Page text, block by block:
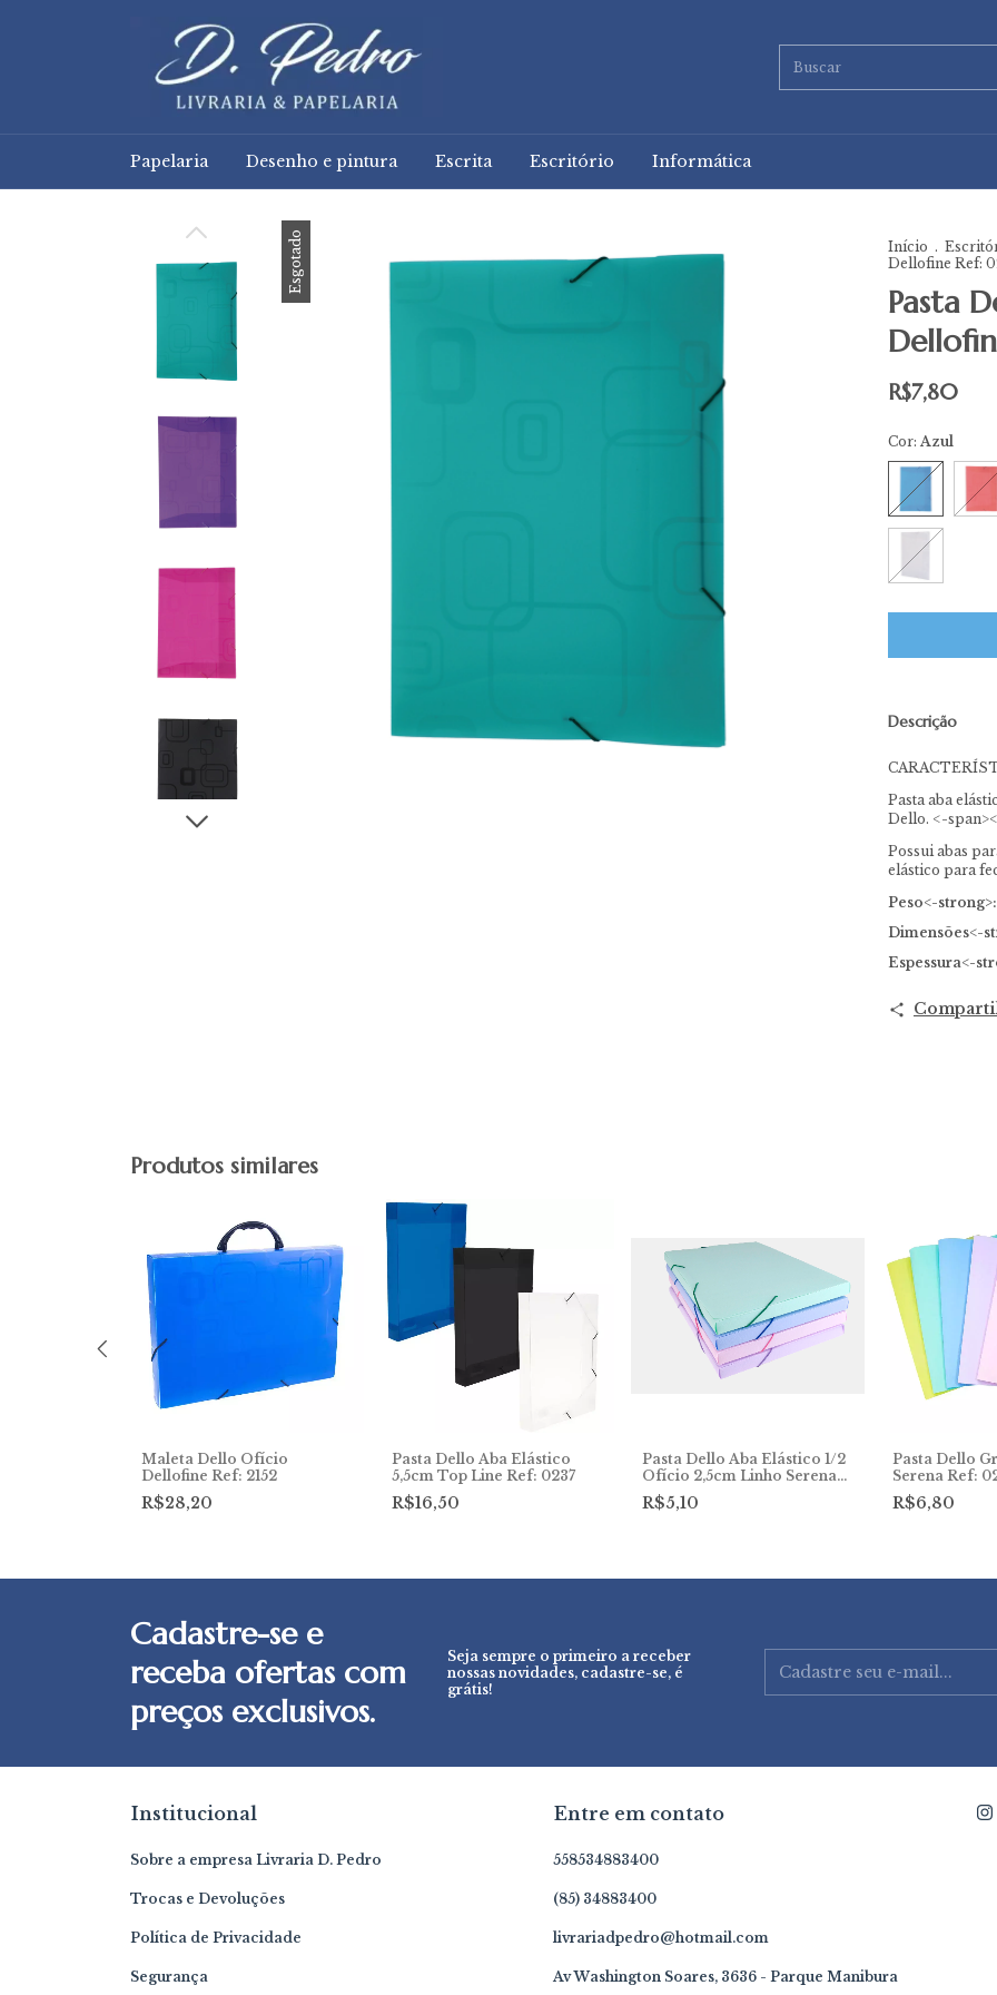
Papelaria Desenho e pintura Escrita Escritório Informática
Esgotado Início .
Dellofine Ref:
Pasta
R$7,80
Cor: Azul
Descrição
Pasta aba
Dello. <-
Possui abas
elástico para
Peso<-
Dimensões<-
Espessura<-
Produtos similares
Maleta Dello Ofício
Dellofine Ref: 2152
R$28,20
Pasta Dello Aba Elástico
5,5cm Top Line Ref: 0237
R$16,50
Pasta Dello Aba Elástico 1/2
Ofício 2,5cm Linho Serena
Ref: 0278
R$5,10
Pasta Dello
Serena Ref:
R$6,80
Cadastre-se e
receba ofertas com
preços exclusivos.
Seja sempre o primeiro a receber
nossas novidades, cadastre-se, é
grátis!
Institucional
Sobre a empresa Livraria D. Pedro
Trocas e Devoluções
Política de Privacidade
Segurança
Entre em contato
558534883400
(85) 34883400
livrariadpedro@hotmail.com
Av Washington Soares, 3636 - Parque Manibura